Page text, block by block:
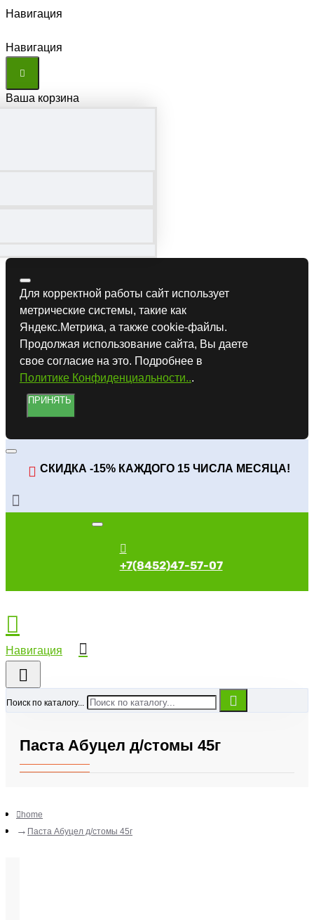
Навигация
Навигация
Ваша корзина
Для корректной работы сайт использует
метрические системы, такие как
Яндекс.Метрика, а также cookie-файлы.
Продолжая использование сайта, Вы даете
свое согласие на это. Подробнее в
Политике Конфиденциальности...
ПРИНЯТЬ
СКИДКА -15% КАЖДОГО 15 ЧИСЛА МЕСЯЦА!
+7(8452)47-57-07
Поиск по каталогу...
Паста Абуцел д/стомы 45г
home
Паста Абуцел д/стомы 45г